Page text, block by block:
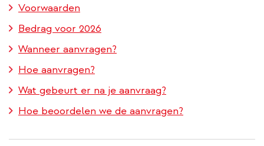
Voorwaarden
Bedrag voor 2026
Wanneer aanvragen?
Hoe aanvragen?
Wat gebeurt er na je aanvraag?
Hoe beoordelen we de aanvragen?